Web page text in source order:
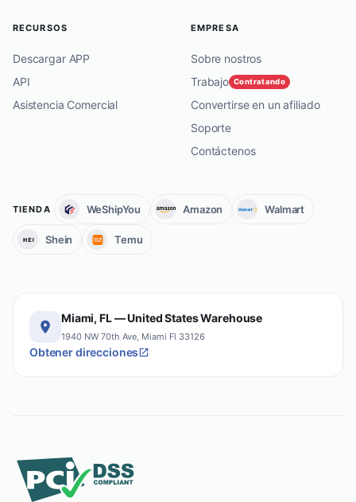
RECURSOS
Descargar APP
API
Asistencia Comercial
EMPRESA
Sobre nostros
Trabajo Contratando
Convertirse en un afiliado
Soporte
Contáctenos
TIENDA WeShipYou Amazon Walmart
Shein Temu
Miami, FL — United States Warehouse
1940 NW 70th Ave, Miami Fl 33126
Obtener direcciones